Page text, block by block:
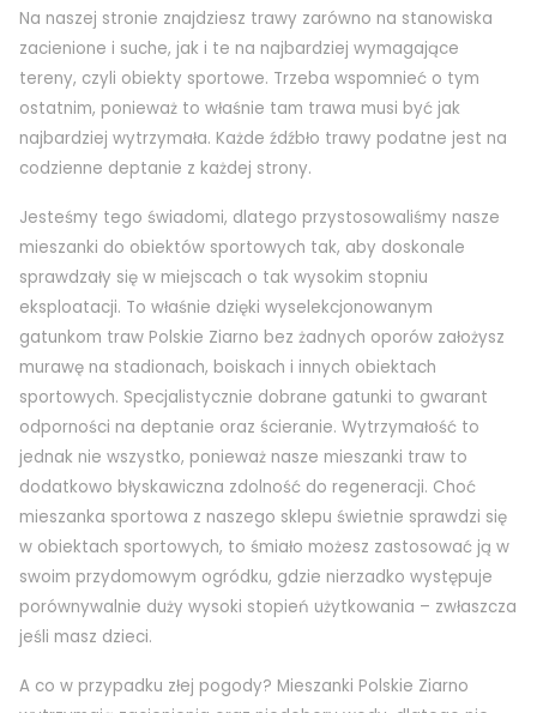
Na naszej stronie znajdziesz trawy zarówno na stanowiska
zacienione i suche, jak i te na najbardziej wymagające
tereny, czyli obiekty sportowe. Trzeba wspomnieć o tym
ostatnim, ponieważ to właśnie tam trawa musi być jak
najbardziej wytrzymała. Każde źdźbło trawy podatne jest na
codzienne deptanie z każdej strony.
Jesteśmy tego świadomi, dlatego przystosowaliśmy nasze
mieszanki do obiektów sportowych tak, aby doskonale
sprawdzały się w miejscach o tak wysokim stopniu
eksploatacji. To właśnie dzięki wyselekcjonowanym
gatunkom traw Polskie Ziarno bez żadnych oporów założysz
murawę na stadionach, boiskach i innych obiektach
sportowych. Specjalistycznie dobrane gatunki to gwarant
odporności na deptanie oraz ścieranie. Wytrzymałość to
jednak nie wszystko, ponieważ nasze mieszanki traw to
dodatkowo błyskawiczna zdolność do regeneracji. Choć
mieszanka sportowa z naszego sklepu świetnie sprawdzi się
w obiektach sportowych, to śmiało możesz zastosować ją w
swoim przydomowym ogródku, gdzie nierzadko występuje
porównywalnie duży wysoki stopień użytkowania – zwłaszcza
jeśli masz dzieci.
A co w przypadku złej pogody? Mieszanki Polskie Ziarno